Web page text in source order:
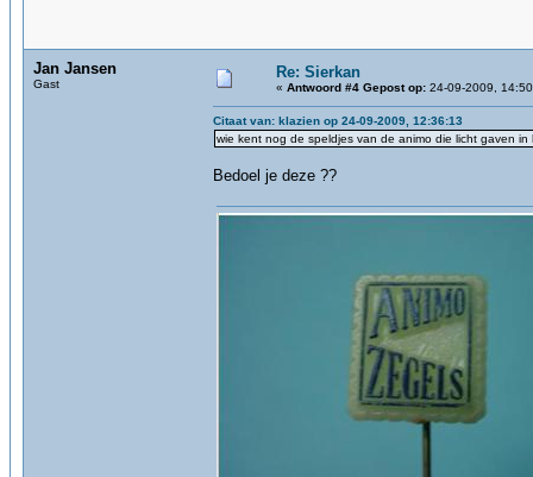
Jan Jansen
Gast
Re: Sierkan
« Antwoord #4 Gepost op: 24-09-2009,
Citaat van: klazien op 24-09-2009, 12:36:13
wie kent nog de speldjes van de animo die licht gaven
Bedoel je deze ??